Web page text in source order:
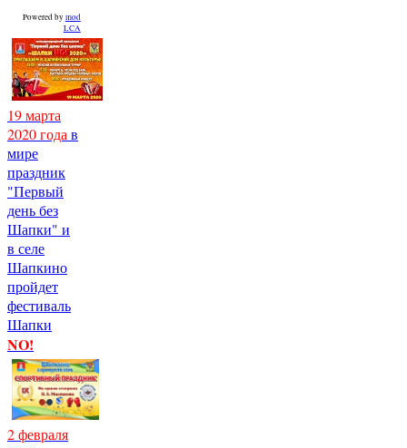
Powered by mod
LCA
19 марта
2020 года в
мире
праздник
"Первый
день без
Шапки" и
в селе
Шапкино
пройдет
фестиваль
Шапки
NO!
2 февраля